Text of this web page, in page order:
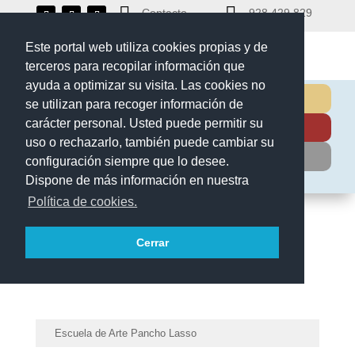
Este portal web utiliza cookies propias y de
terceros para recopilar información que
ayuda a optimizar su visita. Las cookies no
se utilizan para recoger información de
carácter personal. Usted puede permitir su
uso o rechazarlo, también puede cambiar su
configuración siempre que lo desee.
Dispone de más información en nuestra
Política de cookies.
Cerrar
 Contacto  928 429 829
Oferta educativa 26-27 📣
Ciclos formativos Grado Medio y Superior
👉 Matrícula Bachillerato ✍️
Erasmus+
Escuela de Arte Pancho Lasso